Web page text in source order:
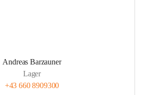
Andreas Barzauner
Lager
+43 660 8909300